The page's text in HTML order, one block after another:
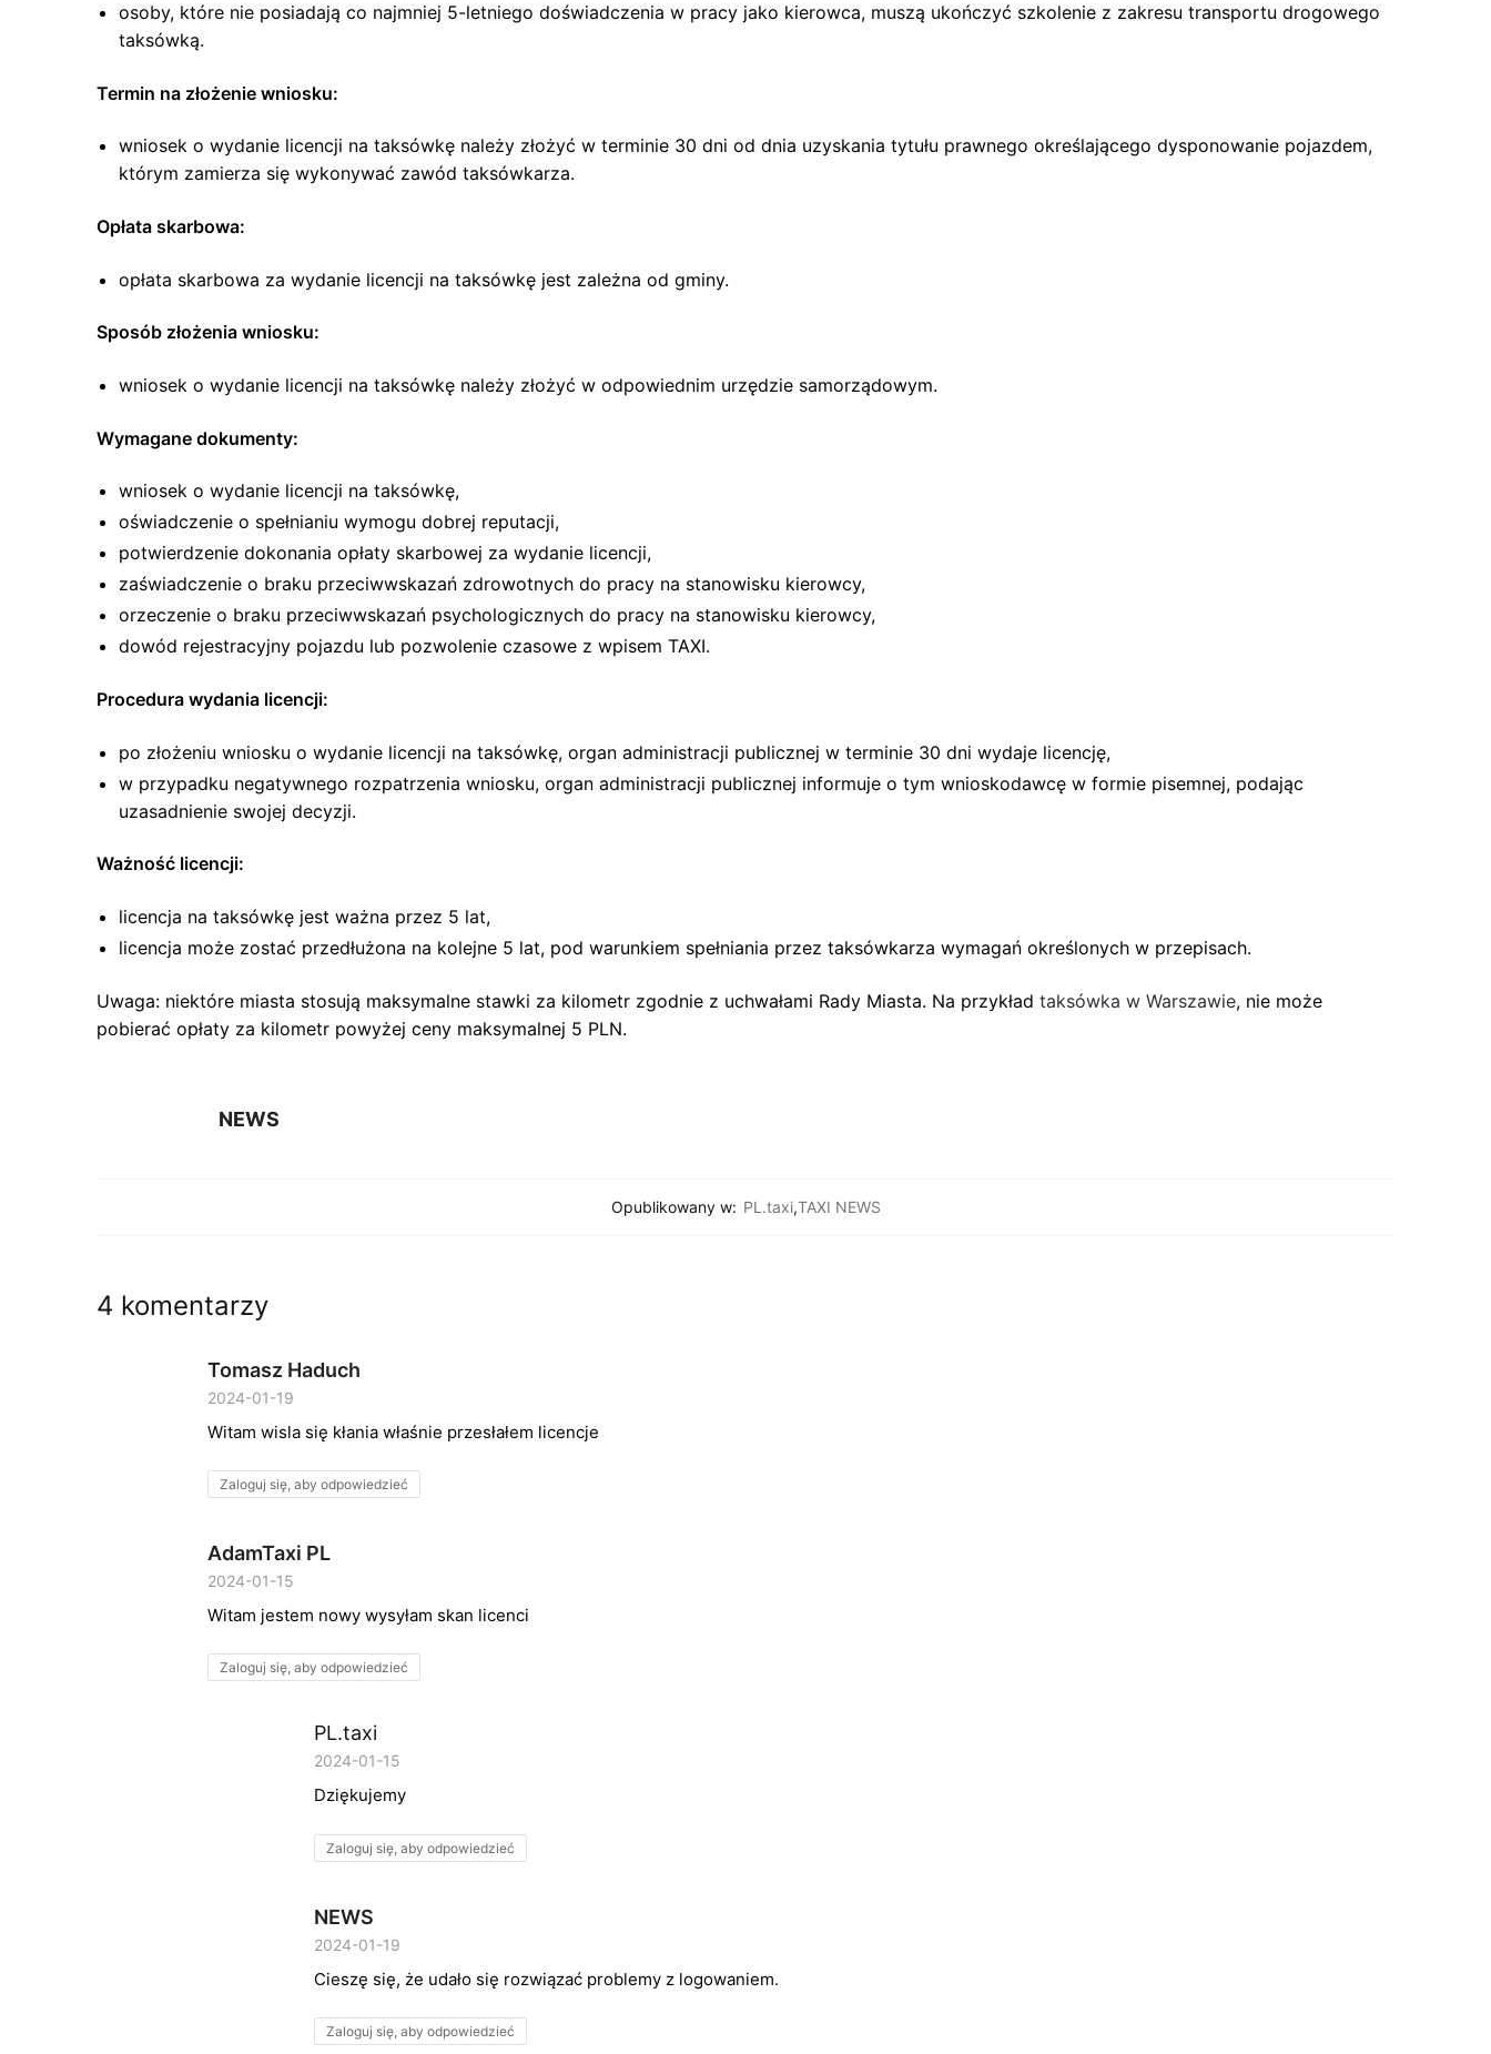
osoby, które nie posiadają co najmniej 5-letniego doświadczenia w pracy jako kierowca, muszą ukończyć szkolenie z zakresu transportu drogowego
taksówką.
Termin na złożenie wniosku:
wniosek o wydanie licencji na taksówkę należy złożyć w terminie 30 dni od dnia uzyskania tytułu prawnego określającego dysponowanie pojazdem,
którym zamierza się wykonywać zawód taksówkarza.
Opłata skarbowa:
opłata skarbowa za wydanie licencji na taksówkę jest zależna od gminy.
Sposób złożenia wniosku:
wniosek o wydanie licencji na taksówkę należy złożyć w odpowiednim urzędzie samorządowym.
Wymagane dokumenty:
wniosek o wydanie licencji na taksówkę,
oświadczenie o spełnianiu wymogu dobrej reputacji,
potwierdzenie dokonania opłaty skarbowej za wydanie licencji,
zaświadczenie o braku przeciwwskazań zdrowotnych do pracy na stanowisku kierowcy,
orzeczenie o braku przeciwwskazań psychologicznych do pracy na stanowisku kierowcy,
dowód rejestracyjny pojazdu lub pozwolenie czasowe z wpisem TAXI.
Procedura wydania licencji:
po złożeniu wniosku o wydanie licencji na taksówkę, organ administracji publicznej w terminie 30 dni wydaje licencję,
w przypadku negatywnego rozpatrzenia wniosku, organ administracji publicznej informuje o tym wnioskodawcę w formie pisemnej, podając
uzasadnienie swojej decyzji.
Ważność licencji:
licencja na taksówkę jest ważna przez 5 lat,
licencja może zostać przedłużona na kolejne 5 lat, pod warunkiem spełniania przez taksówkarza wymagań określonych w przepisach.
Uwaga: niektóre miasta stosują maksymalne stawki za kilometr zgodnie z uchwałami Rady Miasta. Na przykład taksówka w Warszawie, nie może
pobierać opłaty za kilometr powyżej ceny maksymalnej 5 PLN.
NEWS
Opublikowany w: PL.taxi,TAXI NEWS
4 komentarzy
Tomasz Haduch
2024-01-19
Witam wisla się kłania właśnie przesłałem licencje
Zaloguj się, aby odpowiedzieć
AdamTaxi PL
2024-01-15
Witam jestem nowy wysyłam skan licenci
Zaloguj się, aby odpowiedzieć
PL.taxi
2024-01-15
Dziękujemy
Zaloguj się, aby odpowiedzieć
NEWS
2024-01-19
Cieszę się, że udało się rozwiązać problemy z logowaniem.
Zaloguj się, aby odpowiedzieć